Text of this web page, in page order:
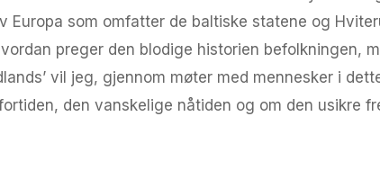
Europa som omfatter de baltiske statene og
preger den blodige historien befolkningen,
vil jeg, gjennom møter med mennesker i
den vanskelige nåtiden og om den usikre